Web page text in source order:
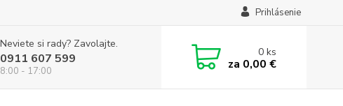
Prihlásenie
Neviete si rady? Zavolajte.
0911 607 599
8:00 - 17:00
0ks
za 0,00 €